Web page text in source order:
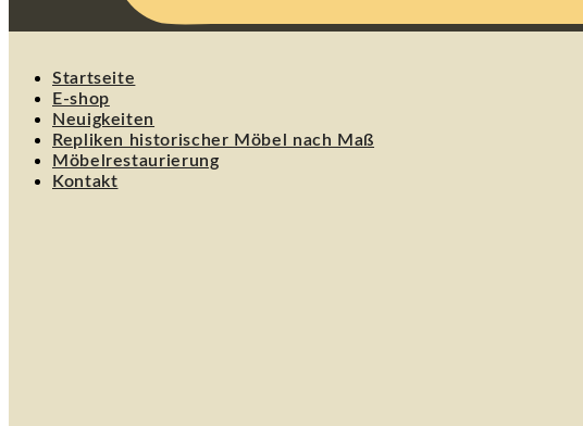
Startseite
E-shop
Neuigkeiten
Repliken historischer Möbel nach Maß
Möbelrestaurierung
Kontakt